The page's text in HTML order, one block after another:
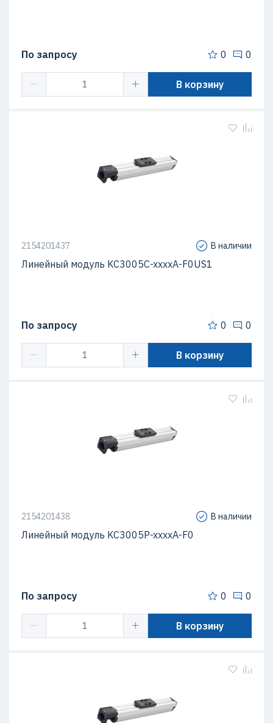
По запросу 0 0
В корзину
2154201437 В наличии
Линейный модуль KC3005C-xxxxA-F0US1
По запросу 0 0
В корзину
2154201438 В наличии
Линейный модуль KC3005P-xxxxA-F0
По запросу 0 0
В корзину